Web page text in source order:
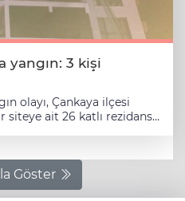
yangın: 3 kişi
olayı, Çankaya ilçesi
siteye ait 26 katlı rezidans
ve polis ekiplerinin hızlı
saatlik yoğun çalışmalar
binada
Göster